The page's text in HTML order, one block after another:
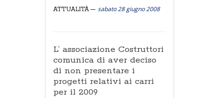
ATTUALITÀ sabato 28 giugno 2008
L’ associazione Costruttori
comunica di aver deciso
di non presentare i
progetti relativi ai carri
per il 2009